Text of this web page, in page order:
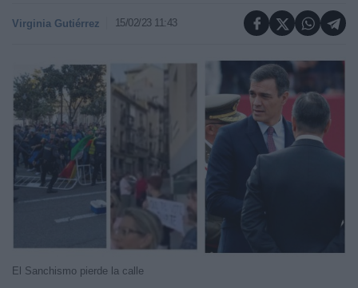
Virginia Gutiérrez 15/02/23 11:43
El Sanchismo pierde la calle